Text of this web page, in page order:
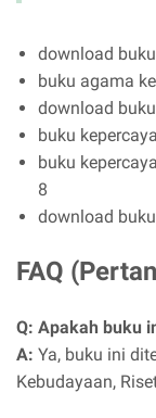
download
buku agama
download
buku
buku
8
download
FAQ
Q: Apakah buku
A: Ya, buku ini
Kebudayaan,